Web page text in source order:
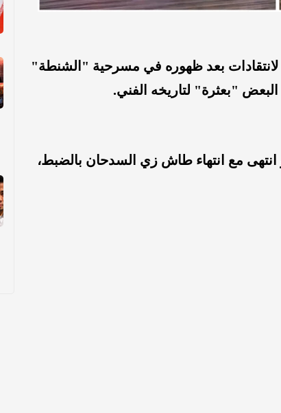
بعد ظهوره في مسرحية "الشنطة"
البعض "بعثرة" لتاريخه الفني.
مع انتهاء طاش زي السدحان بالضبط،